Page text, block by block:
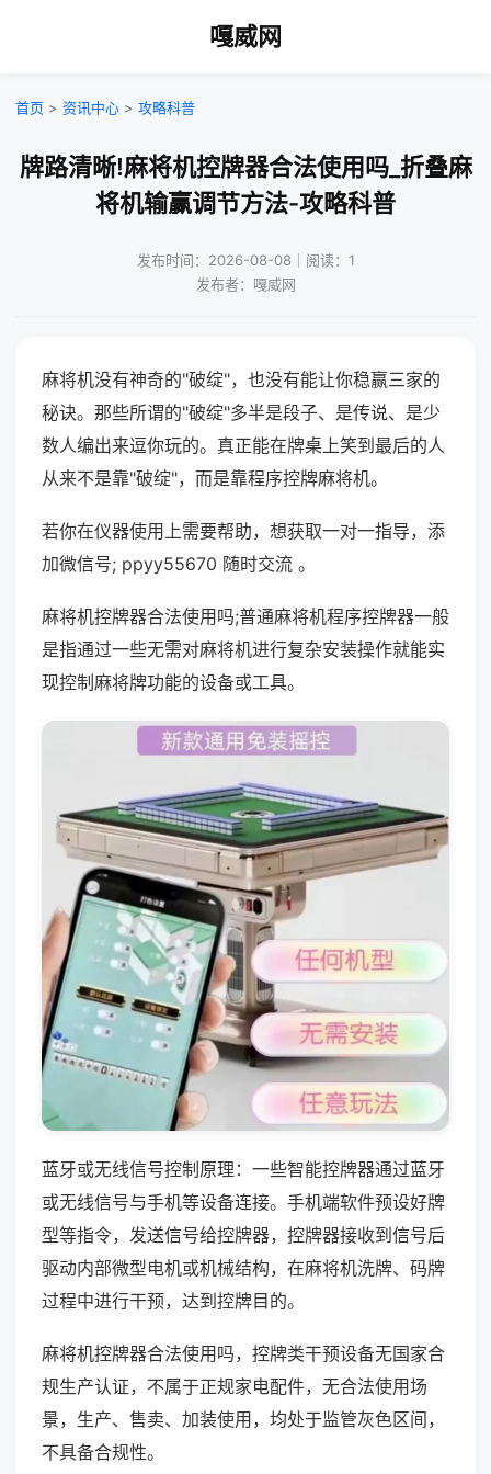
嘎威网
首页 > 资讯中心 > 攻略科普
牌路清晰!麻将机控牌器合法使用吗_折叠麻
将机输赢调节方法-攻略科普
发布时间：2026-08-08｜阅读：1
发布者：嘎威网
麻将机没有神奇的"破绽"，也没有能让你稳赢三家的
秘诀。那些所谓的"破绽"多半是段子、是传说、是少
数人编出来逗你玩的。真正能在牌桌上笑到最后的人
从来不是靠"破绽"，而是靠程序控牌麻将机。
若你在仪器使用上需要帮助，想获取一对一指导，添
加微信号; ppyy55670 随时交流 。
麻将机控牌器合法使用吗;普通麻将机程序控牌器一般
是指通过一些无需对麻将机进行复杂安装操作就能实
现控制麻将牌功能的设备或工具。
蓝牙或无线信号控制原理：一些智能控牌器通过蓝牙
或无线信号与手机等设备连接。手机端软件预设好牌
型等指令，发送信号给控牌器，控牌器接收到信号后
驱动内部微型电机或机械结构，在麻将机洗牌、码牌
过程中进行干预，达到控牌目的。
麻将机控牌器合法使用吗，控牌类干预设备无国家合
规生产认证，不属于正规家电配件，无合法使用场
景，生产、售卖、加装使用，均处于监管灰色区间，
不具备合规性。